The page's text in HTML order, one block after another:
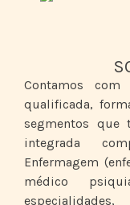
Contamos com
qualificada,
segmentos que
integrada
Enfermagem
médico